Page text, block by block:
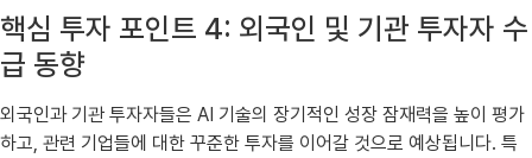
핵심 투자 포인트 4: 외국인 및 기관 투자자 수
급 동향
외국인과 기관 투자자들은 AI 기술의 장기적인 성장 잠재력을 높이 평가
하고, 관련 기업들에 대한 꾸준한 투자를 이어갈 것으로 예상됩니다. 특